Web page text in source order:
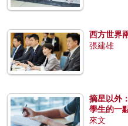
西方世界
張建雄
摘星以外
學生的一
來文